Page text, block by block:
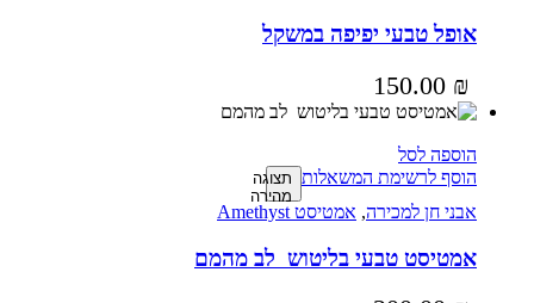
אופל טבעי יפיפה במשקל
150.00 ₪
הוספה לסל
הוסף לרשימת המשאלות תצוגה
מהירה
אבני חן למכירה, אמטיסט Amethyst
אמטיסט טבעי בליטוש לב מהמם